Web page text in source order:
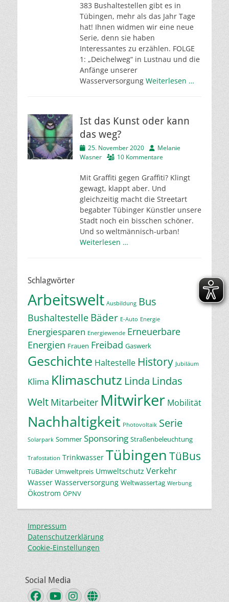
383 Bushaltestellen gibt es in
Tübingen, mehr als das Jahr Tage
hat! Ihnen widmen wir eine neue
Serie, denn sie haben
Interessantes zu erzählen. FOLGE
1: „Deichelweg“ in Lustnau und die
Anfänge unserer
Wasserversorgung Weiterlesen …
Ist das Kunst oder kann
das weg?
Veröffentlicht
am
25. November 2020 AutorMelanie
Wasner
10 Kommentare
Mit Graffiti gegen Graffiti? Klingt
gewagt, klappt aber. Und
gleichzeitig macht die Streetart
begabter Tübinger Künstler unsere
Stadt noch ein bisschen schöner.
Und so weltmännisch-urban!
Weiterlesen …
Schlagwörter
Arbeitswelt Ausbildung Bus
Bushaltestelle Bäder E-Auto Energie
Energiesparen Energiewende Erneuerbare
Energien Frauen Freibad Gaswerk
Geschichte Haltestelle History Jubiläum
Klima Klimaschutz Linda Lindas
Welt Mitarbeiter Mitwirker Mobilität
Nachhaltigkeit Photovoltaik Serie
Solarpark Sommer Sponsoring Straßenbeleuchtung
Trafostation Trinkwasser Tübingen TüBus
TüBäder Umweltpreis Umweltschutz Verkehr
Wasser Wasserversorgung Weltwassertag Werbung
Ökostrom ÖPNV
Impressum
Datenschutzerklärung
Cookie-Einstellungen
Social Media
Facebook
YouTube
Instagram
Website